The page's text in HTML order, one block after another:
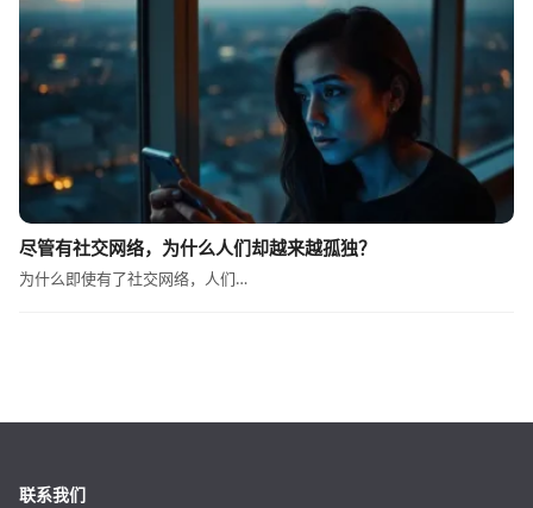
尽管有社交网络，为什么人们却越来越孤独？
为什么即使有了社交网络，人们…
联系我们